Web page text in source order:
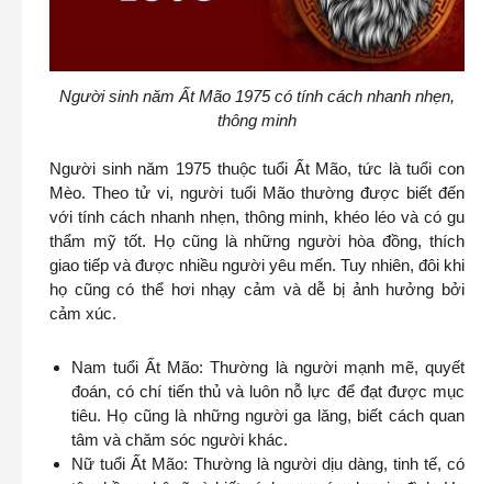
Người sinh năm Ất Mão 1975 có tính cách nhanh nhẹn,
thông minh
Người sinh năm 1975 thuộc tuổi Ất Mão, tức là tuổi con
Mèo. Theo tử vi, người tuổi Mão thường được biết đến
với tính cách nhanh nhẹn, thông minh, khéo léo và có gu
thẩm mỹ tốt. Họ cũng là những người hòa đồng, thích
giao tiếp và được nhiều người yêu mến. Tuy nhiên, đôi khi
họ cũng có thể hơi nhạy cảm và dễ bị ảnh hưởng bởi
cảm xúc.
Nam tuổi Ất Mão: Thường là người mạnh mẽ, quyết
đoán, có chí tiến thủ và luôn nỗ lực để đạt được mục
tiêu. Họ cũng là những người ga lăng, biết cách quan
tâm và chăm sóc người khác.
Nữ tuổi Ất Mão: Thường là người dịu dàng, tinh tế, có